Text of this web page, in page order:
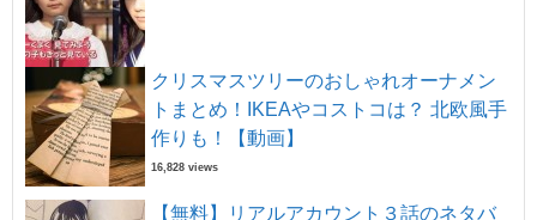
クリスマスツリーのおしゃれオーナメン
トまとめ！IKEAやコストコは？ 北欧風手
作りも！【動画】
16,828 views
【無料】リアルアカウント３話のネタバ